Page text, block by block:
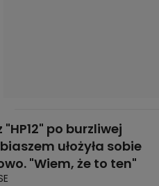
po burzliwej
ułożyła sobie
"Wiem, że to ten"